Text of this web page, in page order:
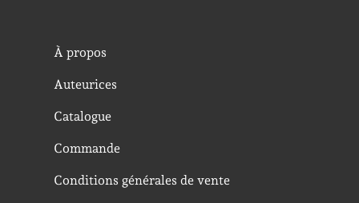
À propos
Auteurices
Catalogue
Commande
Conditions générales de vente